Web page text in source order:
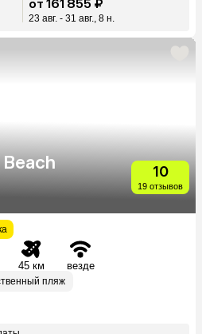
от 161 855 ₽
23 авг. - 31 авг., 8 н.
10
19 отзывов
45 км везде
пляж